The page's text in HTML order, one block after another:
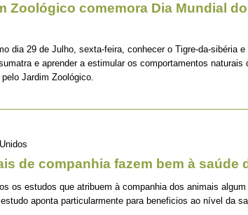
Zoológico comemora Dia Mundial do
dia 29 de Julho, sexta-feira, conhecer o Tigre-da-sibéria e
e aprender a estimular os comportamentos
pelo Jardim Zoológico.
de companhia fazem bem à saúde
os estudos que atribuem à companhia dos animais
aponta particularmente para beneficios ao nível da